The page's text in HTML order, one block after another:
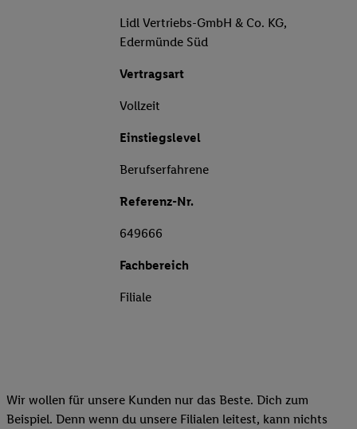
Lidl Vertriebs-GmbH & Co. KG,
Edermünde Süd
Vertragsart
Vollzeit
Einstiegslevel
Berufserfahrene
Referenz-Nr.
649666
Fachbereich
Filiale
Wir wollen für unsere Kunden nur das Beste. Dich zum
Beispiel. Denn wenn du unsere Filialen leitest, kann nichts